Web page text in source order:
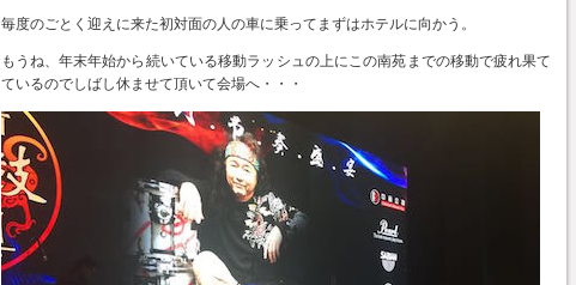
毎度のごとく迎えに来た初対面の人の車に乗ってまずはホテルに向かう。
もうね、年末年始から続いている移動ラッシュの上にこの南苑までの移動で疲れ果て
ているのでしばし休ませて頂いて会場へ・・・